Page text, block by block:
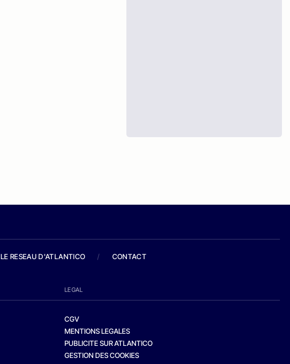
LE RESEAU D'ATLANTICO / CONTACT
LEGAL
CGV
MENTIONS LEGALES
PUBLICITE SUR ATLANTICO
GESTION DES COOKIES